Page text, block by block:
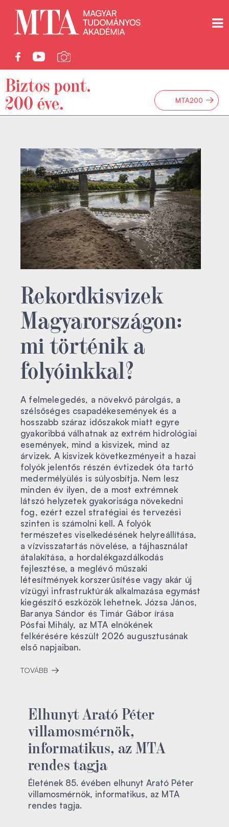
MTA200 →
Rekordkisvizek
Magyarországon:
mi történik a
folyóinkkal?
A felmelegedés, a növekvő párolgás, a
szélsőséges csapadékesemények és a
hosszabb száraz időszakok miatt egyre
gyakoribbá válhatnak az extrém hidrológiai
események, mind a kisvizek, mind az
árvizek. A kisvizek következményeit a hazai
folyók jelentős részén évtizedek óta tartó
medermélyülés is súlyosbítja. Nem lesz
minden év ilyen, de a most extrémnek
látszó helyzetek gyakorisága növekedni
fog, ezért ezzel stratégiai és tervezési
szinten is számolni kell. A folyók
természetes viselkedésének helyreállítása,
a vízvisszatartás növelése, a tájhasználat
átalakítása, a hordalékgazdálkodás
fejlesztése, a meglévő műszaki
létesítmények korszerűsítése vagy akár új
vízügyi infrastruktúrák alkalmazása egymást
kiegészítő eszközök lehetnek. Józsa János,
Baranya Sándor és Timár Gábor írása
Pósfai Mihály, az MTA elnökének
felkérésére készült 2026 augusztusának
első napjaiban.
TOVÁBB
Elhunyt Arató Péter
villamosmérnök,
informatikus, az MTA
rendes tagja
Életének 85. évében elhunyt Arató Péter
villamosmérnök, informatikus, az MTA
rendes tagja.